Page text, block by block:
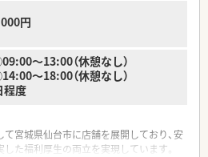
されており、個人の頑張りや会社の業績
したクリニック門前での開局にこだわ
舗を巡回しており、現場で働くスタッフ
円
～13:00（休憩なし）
～18:00（休憩なし）
程度
宮城県仙台市に店舗を展開しており、安
た福利厚生の両立を実現しています。